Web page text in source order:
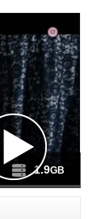
1.9GB